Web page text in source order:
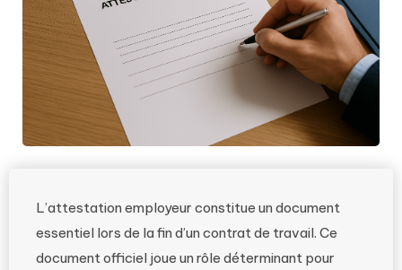
L’attestation employeur constitue un document
essentiel lors de la fin d’un contrat de travail. Ce
document officiel joue un rôle déterminant pour